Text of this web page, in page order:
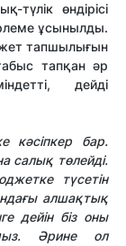
түлік өндірісі
ұсынылды.
тапшылығын
тапқан әр
дейді
кәсіпкер бар.
салық төлейді.
түсетін
алшақтық
дейін біз оны
Әрине ол